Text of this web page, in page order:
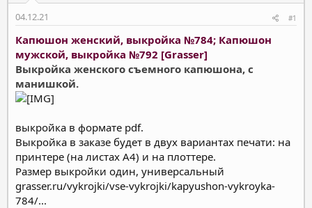
м
ы
а
а
04.12.21 #1
Капюшон женский, выкройка №784; Капюшон
мужской, выкройка №792 [Grasser]
Выкройка женского съемного капюшона, с
манишкой.
выкройка в формате pdf.
Выкройка в заказе будет в двух вариантах печати: на
принтере (на листах А4) и на плоттере.
Размер выкройки один, универсальный
grasser.ru/vykrojki/vse-vykrojki/kapyushon-vykroyka-
784/...